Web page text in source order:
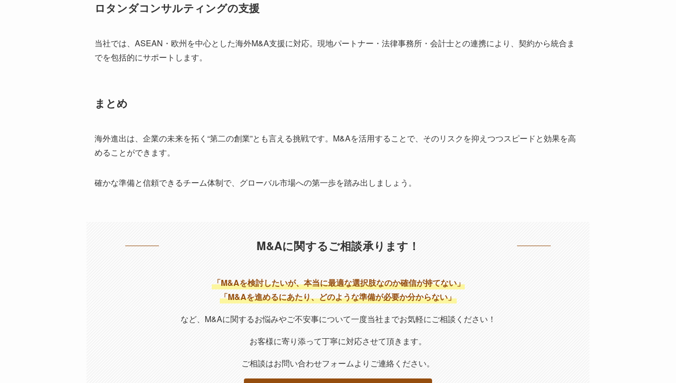
ロタンダコンサルティングの支援
当社では、ASEAN・欧州を中心とした海外M&A支援に対応。現地パートナー・法律事務所・会計士との連携により、契約から統合ま
でを包括的にサポートします。
まとめ
海外進出は、企業の未来を拓く“第二の創業”とも言える挑戦です。M&Aを活用することで、そのリスクを抑えつつスピードと効果を高
めることができます。
確かな準備と信頼できるチーム体制で、グローバル市場への第一歩を踏み出しましょう。
M&Aに関するご相談承ります！
「M&Aを検討したいが、本当に最適な選択肢なのか確信が持てない」
「M&Aを進めるにあたり、どのような準備が必要か分からない」
など、M&Aに関するお悩みやご不安事について一度当社までお気軽にご相談ください！
お客様に寄り添って丁寧に対応させて頂きます。
ご相談はお問い合わせフォームより ご連絡ください。